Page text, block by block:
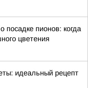
пионов: когда
цветения
идеальный рецепт